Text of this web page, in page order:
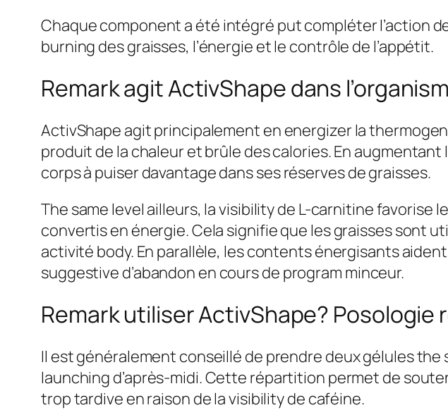
Chaque component a été intégré put compléter l’action
burning des graisses, l’énergie et le contrôle de l’appétit.
Remark agit ActivShape dans
ActivShape agit principalement en energizer la
produit de la chaleur et brûle des calories. En
corps à puiser davantage dans ses réserves de graisses.
The same level ailleurs, la visibility de L-carnitine
convertis en énergie. Cela signifie que les graisses sont
activité body. En parallèle, les contents énergisants
suggestive d’abandon en cours de program minceur.
Remark utiliser ActivShape? Posologie
Il est généralement conseillé de prendre deux gélules the
launching d’après-midi. Cette répartition permet de
trop tardive en raison de la visibility de caféine.